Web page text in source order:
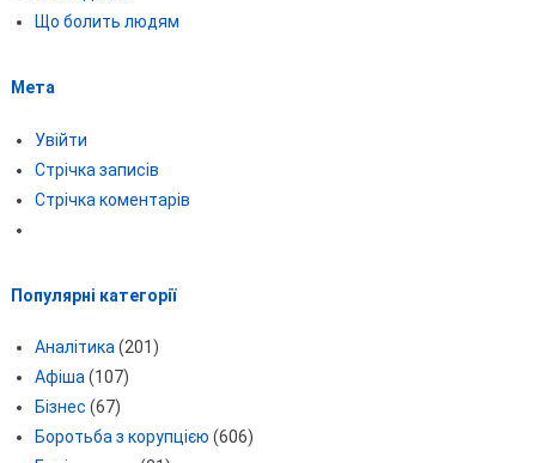
Що болить людям
Мета
Увійти
Стрічка записів
Стрічка коментарів
Популярні категорії
Аналітика (201)
Афіша (107)
Бізнес (67)
Боротьба з корупцією (606)